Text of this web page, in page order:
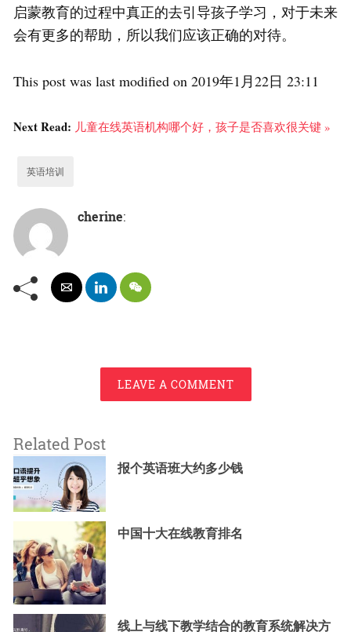
启蒙教育的过程中真正的去引导孩子学习，对于未来
会有更多的帮助，所以我们应该正确的对待。
This post was last modified on 2019年1月22日 23:11
Next Read: 儿童在线英语机构哪个好，孩子是否喜欢很关键 »
英语培训
cherine:
LEAVE A COMMENT
Related Post
报个英语班大约多少钱
中国十大在线教育排名
线上与线下教学结合的教育系统解决方